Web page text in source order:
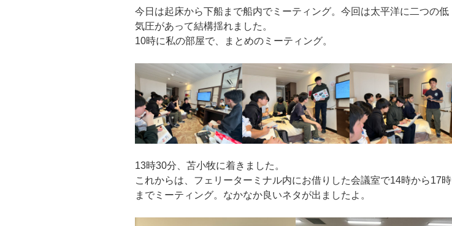
今日は起床から下船まで船内でミーティング。今回は太平洋に二つの低
気圧があって結構揺れました。
10時に私の部屋で、まとめのミーティング。
13時30分、苫小牧に着きました。
これからは、フェリーターミナル内にお借りした会議室で14時から17時
までミーティング。なかなか良いネタが出ましたよ。